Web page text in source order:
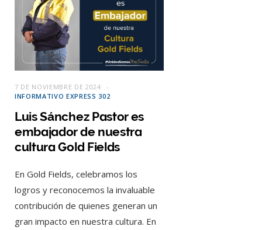
7 DE NOVIEMBRE DE 2024
INFORMATIVO EXPRESS 302
Luis Sánchez Pastor es
embajador de nuestra
cultura Gold Fields
En Gold Fields, celebramos los
logros y reconocemos la invaluable
contribución de quienes generan un
gran impacto en nuestra cultura. En